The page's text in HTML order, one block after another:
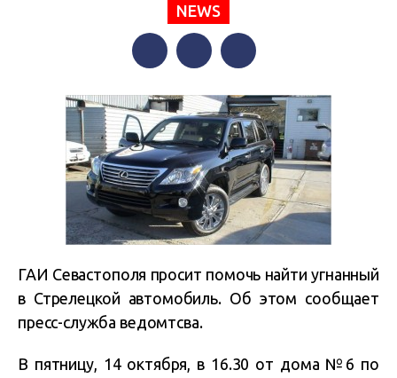
NEWS
ГАИ Севастополя просит помочь найти угнанный
в Стрелецкой автомобиль. Об этом сообщает
пресс-служба ведомтсва.
В пятницу, 14 октября, в 16.30 от дома №6 по